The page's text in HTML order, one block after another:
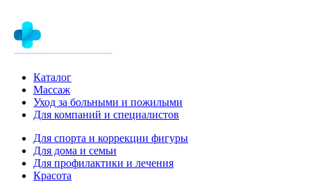
Каталог
Массаж
Уход за больными и пожилыми
Для компаний и специалистов
Для спорта и коррекции фигуры
Для дома и семьи
Для профилактики и лечения
Красота